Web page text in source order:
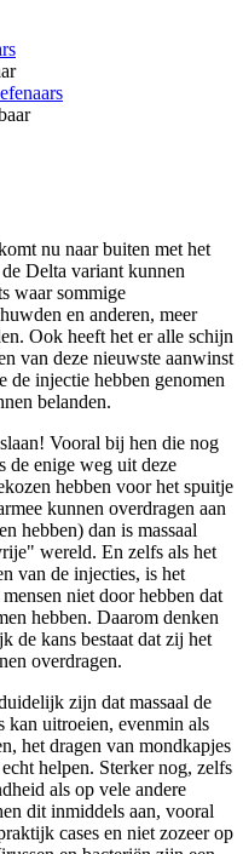
nu naar buiten met het
Delta variant kunnen
waar sommige
en anderen, meer
Ook heeft het er alle schijn
van deze nieuwste aanwinst
de injectie hebben genomen
belanden.
Vooral bij hen die nog
de enige weg uit deze
hebben voor het spuitje
kunnen overdragen aan
hebben) dan is massaal
wereld. En zelfs als het
van de injecties, is het
niet door hebben dat
hebben. Daarom denken
kans bestaat dat zij het
overdragen.
zijn dat massaal de
kan uitroeien, evenmin als
het dragen van mondkapjes
helpen. Sterker nog, zelfs
als op vele andere
dit inmiddels aan, vooral
cases en niet zozeer op